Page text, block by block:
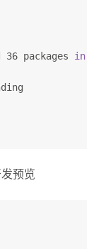
packages in
预览